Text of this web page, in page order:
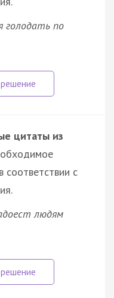
голодать по
цитаты из
соответствии с
людям